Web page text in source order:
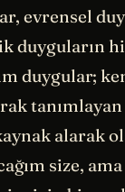
evrensel
duyguların
duygular;
alarak
size,